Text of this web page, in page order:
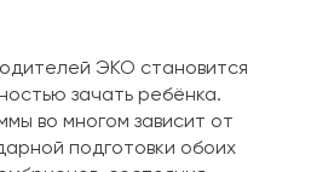
ЭКО становится
зачать ребёнка.
во многом зависит от
подготовки обоих